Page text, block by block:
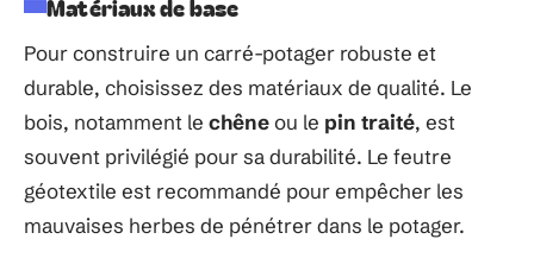
Pour construire un carré-potager robuste et
durable, choisissez des matériaux de qualité. Le
bois, notamment le chêneou le pin traité, est
souvent privilégié pour sa durabilité. Le feutre
géotextile est recommandé pour empêcher les
mauvaises herbes de pénétrer dans le potager.